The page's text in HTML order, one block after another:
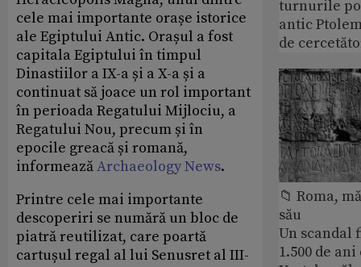
cele mai importante orașe istorice
ale Egiptului Antic. Orașul a fost
capitala Egiptului în timpul
Dinastiilor a IX-a și a X-a și a
continuat să joace un rol important
în perioada Regatului Mijlociu, a
Regatului Nou, precum și în
epocile greacă și romană,
informeazăArchaeology News.
Printre cele mai importante
descoperiri se numără un bloc de
piatră reutilizat, care poartă
cartușul regal al lui Senusret al III-
turnurile
antic
de
📁 Roma,
său
Un scandal
1.500 de